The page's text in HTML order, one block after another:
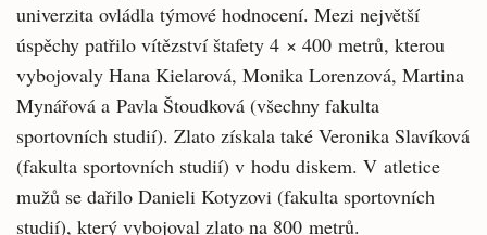
univerzita ovládla týmové hodnocení. Mezi největší
úspěchy patřilo vítězství štafety 4 × 400 metrů, kterou
vybojovaly Hana Kielarová, Monika Lorenzová, Martina
Mynářová a Pavla Štoudková (všechny fakulta
sportovních studií). Zlato získala také Veronika Slavíková
(fakulta sportovních studií) v hodu diskem. V atletice
mužů se dařilo Danieli Kotyzovi (fakulta sportovních
studií), který vybojoval zlato na 800 metrů.